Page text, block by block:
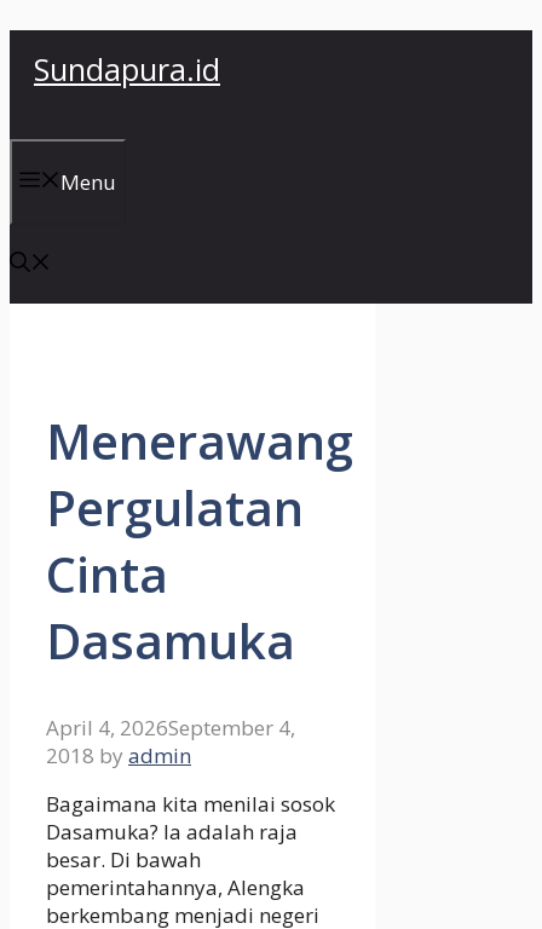
Sundapura.id
Menu
Menerawang
Pergulatan
Cinta
Dasamuka
April 4, 2026September 4,
2018 by admin
Bagaimana kita menilai sosok
Dasamuka? Ia adalah raja
besar. Di bawah
pemerintahannya, Alengka
berkembang menjadi negeri